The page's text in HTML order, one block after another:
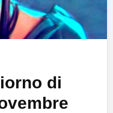
di